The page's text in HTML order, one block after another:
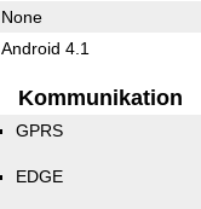
None
Android 4.1
Kommunikation
GPRS
EDGE